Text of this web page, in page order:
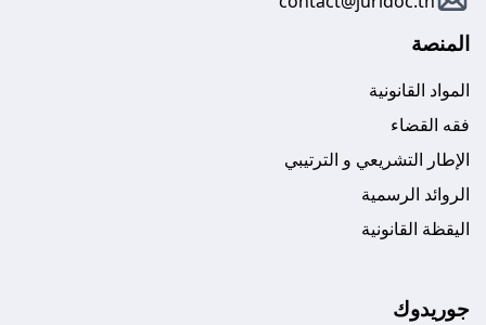
المنصة
المواد القانونية
فقه القضاء
الإطار التشريعي و الترتيبي
الروائد الرسمية
اليقظة القانونية
جوريدوك